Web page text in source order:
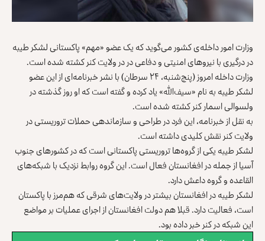
وزارت امور داخله‌ی کشور می‌گوید که یک عضو «مهم» پاکستانی لشکر طیبه
در درگیری با نیروهای امنیتی و دفاعی در در ولایت کنر کشته شده است.
وزارت داخله امروز (پنج‌شنبه، ۲۴ سرطان) با نشر خبرنامه‌ای از این عضو
لشکر طیبه به نام «سیف‌الله» یاد کرده و گفته است که او روز گذشته در
ولسوالی اسمار کنر کشته شده است.
به نقل از خبرنامه، این فرد در طراحی و سازماندهی حملات تروریستی در
ولایت کنر نقش کلیدی داشته است.
لشکر طیبه یکی از گروه‌ها تروریستی پاکستانی است که در کشورهای جنوب
آسیا از جمله در افغانستان فعال است. این گروه روابط نزدیک با شبکه‌های
القاعده و گروه داعش دارد.
لشکر طیبه در افغانستان بیشتر در ولایت‌های شرقی که هم‌مرز با پاکستان
است، فعالیت دارد. قبلا هم دولت افغانستان از اجرای عملیات بر مواضع
این شبکه در کنر خبر داده بود.